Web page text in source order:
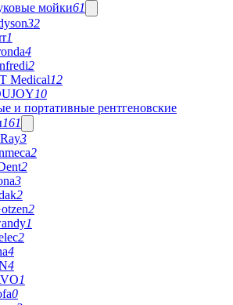
мойки61
32
1
4
2
Medical12
10
и портативные рентгеновские
161
3
2
2
3
2
2
1
2
4
4
1
0